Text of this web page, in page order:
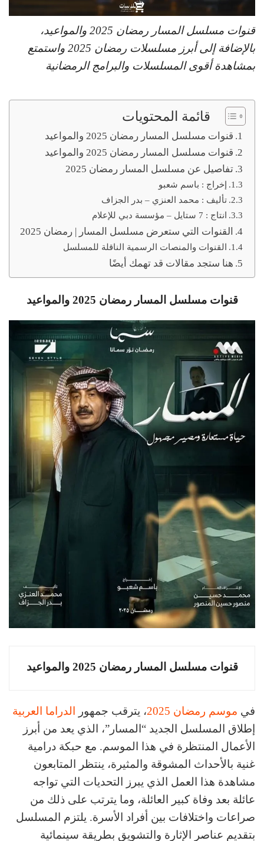
قنوات مسلسل المسار رمضان 2025 والمواعيد،
بالإضافة إلى أبرز مسلسلات رمضان 2025 واستمتع
بمشاهدة أقوى المسلسلات والبرامج الرمضانية
قائمة المحتويات
قنوات مسلسل المسار رمضان 2025 والمواعيد
قنوات مسلسل المسار رمضان 2025 والمواعيد
تفاصيل عن مسلسل المسار رمضان 2025
ﺇﺧﺮاﺝ : باسم شعبو
ﺗﺄﻟﻴﻒ : محمد العنزي – بدر الجزاف
اﻧﺘﺎﺝ : 7 ستايل – مؤسسة دبي للإعلام
القنوات التي ستعرض مسلسل المسار | رمضان 2025
القنوات والمنصات الرسمية الناقلة للمسلسل
هنا ستجد مقالات قد تهمك أيضًا
قنوات مسلسل المسار رمضان 2025 والمواعيد
قنوات مسلسل المسار رمضان 2025 والمواعيد
في موسم رمضان 2025 ، يترقب جمهور
الدراما العربية
إطلاق المسلسل الجديد “المسار”، الذي يعد من أبرز
الأعمال المنتظرة في هذا الموسم. مع حبكة درامية
غنية بالأحداث المشوقة والمثيرة، ينتظر المتابعون
مشاهدة هذا العمل الذي يبرز التحديات التي تواجه
عائلة بعد وفاة كبير العائلة، وما يترتب على ذلك من
صراعات واختلافات بين أفراد الأسرة. يلتزم المسلسل
بتقديم عناصر الإثارة والتشويق بطريقة سينمائية